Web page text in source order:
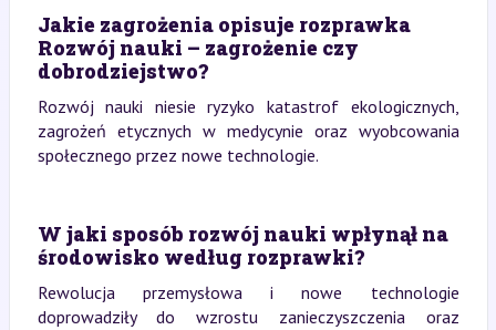
Jakie zagrożenia opisuje rozprawka
Rozwój nauki – zagrożenie czy
dobrodziejstwo?
Rozwój nauki niesie ryzyko katastrof ekologicznych,
zagrożeń etycznych w medycynie oraz wyobcowania
społecznego przez nowe technologie.
W jaki sposób rozwój nauki wpłynął na
środowisko według rozprawki?
Rewolucja przemysłowa i nowe technologie
doprowadziły do wzrostu zanieczyszczenia oraz